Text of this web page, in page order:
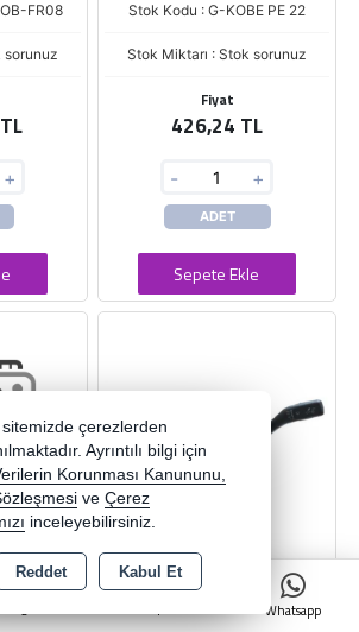
0
Whatsapp
FR08
sorunuz
+
Stok Kodu : G-KOBE PE 22
Stok Miktarı : Stok sorunuz
Fiyat
426,24 TL
- +
ADET
Sepete Ekle
206
>
KOBE SİNYAL+SILGI KOLU
SKODA RAPID CRSLI
KOBE
sitemizde çerezlerden
Ayrıntılı bilgi için
Korunması Kanununu,
ve Çerez
inceleyebilirsiniz.
Reddet Kabul Et